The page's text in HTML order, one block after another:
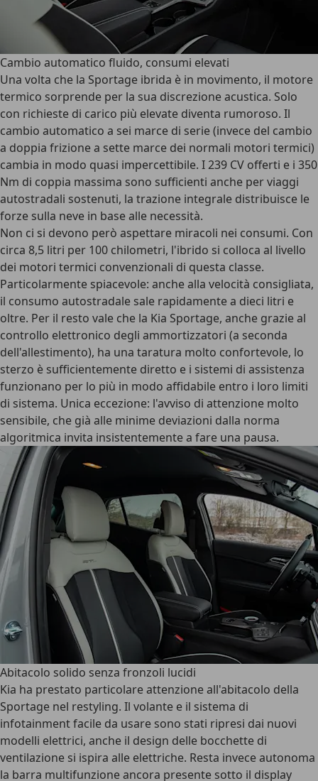
Cambio automatico fluido, consumi elevati
Una volta che la Sportage ibrida è in movimento, il motore
termico sorprende per la sua discrezione acustica. Solo
con richieste di carico più elevate diventa rumoroso. Il
cambio automatico a sei marce di serie (invece del cambio
a doppia frizione a sette marce dei normali motori termici)
cambia in modo quasi impercettibile. I 239 CV offerti e i 350
Nm di coppia massima sono sufficienti anche per viaggi
autostradali sostenuti, la trazione integrale distribuisce le
forze sulla neve in base alle necessità.
Non ci si devono però aspettare miracoli nei consumi. Con
circa 8,5 litri per 100 chilometri, l'ibrido si colloca al livello
dei motori termici convenzionali di questa classe.
Particolarmente spiacevole: anche alla velocità consigliata,
il consumo autostradale sale rapidamente a dieci litri e
oltre. Per il resto vale che la Kia Sportage, anche grazie al
controllo elettronico degli ammortizzatori (a seconda
dell'allestimento), ha una taratura molto confortevole, lo
sterzo è sufficientemente diretto e i sistemi di assistenza
funzionano per lo più in modo affidabile entro i loro limiti
di sistema. Unica eccezione: l'avviso di attenzione molto
sensibile, che già alle minime deviazioni dalla norma
algoritmica invita insistentemente a fare una pausa.
Abitacolo solido senza fronzoli lucidi
Kia ha prestato particolare attenzione all'abitacolo della
Sportage nel restyling. Il volante e il sistema di
infotainment facile da usare sono stati ripresi dai nuovi
modelli elettrici, anche il design delle bocchette di
ventilazione si ispira alle elettriche. Resta invece autonoma
la barra multifunzione ancora presente sotto il display